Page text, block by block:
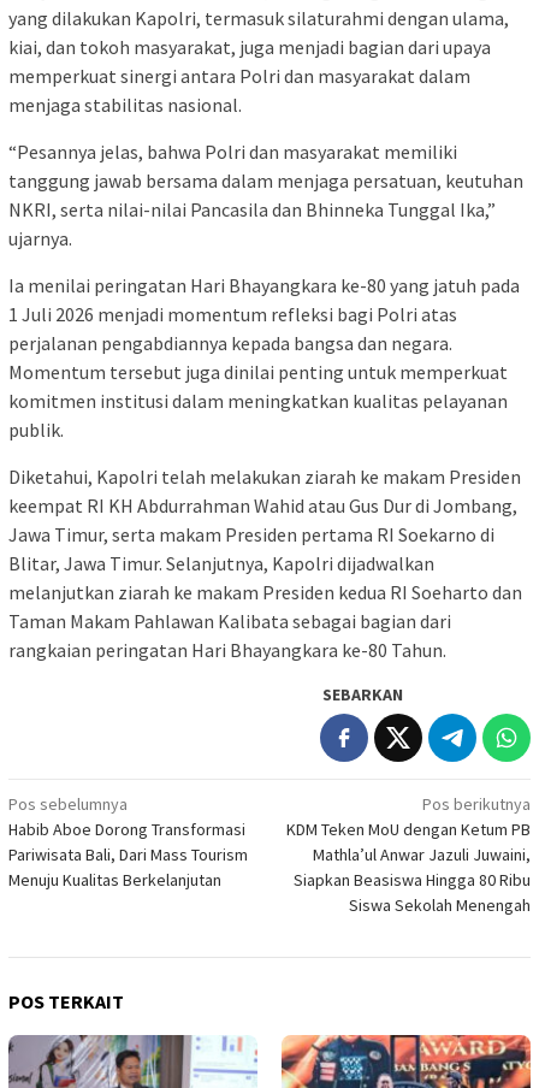
yang dilakukan Kapolri, termasuk silaturahmi dengan ulama,
kiai, dan tokoh masyarakat, juga menjadi bagian dari upaya
memperkuat sinergi antara Polri dan masyarakat dalam
menjaga stabilitas nasional.
“Pesannya jelas, bahwa Polri dan masyarakat memiliki
tanggung jawab bersama dalam menjaga persatuan, keutuhan
NKRI, serta nilai-nilai Pancasila dan Bhinneka Tunggal Ika,”
ujarnya.
Ia menilai peringatan Hari Bhayangkara ke-80 yang jatuh pada
1 Juli 2026 menjadi momentum refleksi bagi Polri atas
perjalanan pengabdiannya kepada bangsa dan negara.
Momentum tersebut juga dinilai penting untuk memperkuat
komitmen institusi dalam meningkatkan kualitas pelayanan
publik.
Diketahui, Kapolri telah melakukan ziarah ke makam Presiden
keempat RI KH Abdurrahman Wahid atau Gus Dur di Jombang,
Jawa Timur, serta makam Presiden pertama RI Soekarno di
Blitar, Jawa Timur. Selanjutnya, Kapolri dijadwalkan
melanjutkan ziarah ke makam Presiden kedua RI Soeharto dan
Taman Makam Pahlawan Kalibata sebagai bagian dari
rangkaian peringatan Hari Bhayangkara ke-80 Tahun.
SEBARKAN
Navigasi
pos
Pos sebelumnya
Habib Aboe Dorong Transformasi
Pariwisata Bali, Dari Mass Tourism
Menuju Kualitas Berkelanjutan
Pos berikutnya
KDM Teken MoU dengan Ketum PB
Mathla’ul Anwar Jazuli Juwaini,
Siapkan Beasiswa Hingga 80 Ribu
Siswa Sekolah Menengah
POS TERKAIT